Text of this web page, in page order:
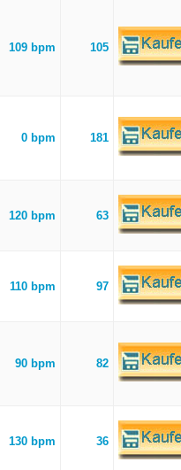
109 bpm 105
0 bpm 181
120 bpm 63
110 bpm 97
90 bpm 82
130 bpm 36